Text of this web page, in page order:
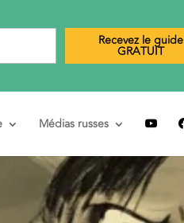
Médias russes
Recevez le guide
GRATUIT